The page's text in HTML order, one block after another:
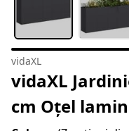
vidaXL
vidaXL
cm Oțel